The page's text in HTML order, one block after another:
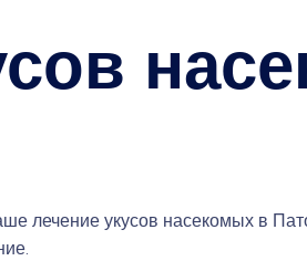
лечение укусов насекомых в